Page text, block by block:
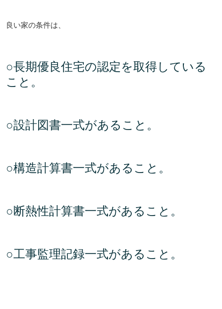
良い家の条件は、
○長期優良住宅の認定を取得している
こと。
○設計図書一式があること。
○構造計算書一式があること。
○断熱性計算書一式があること。
○工事監理記録一式があること。